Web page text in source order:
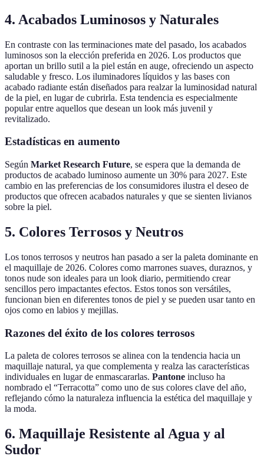
4. Acabados Luminosos y Naturales
En contraste con las terminaciones mate del pasado, los acabados
luminosos son la elección preferida en 2026. Los productos que
aportan un brillo sutil a la piel están en auge, ofreciendo un aspecto
saludable y fresco. Los iluminadores líquidos y las bases con
acabado radiante están diseñados para realzar la luminosidad natural
de la piel, en lugar de cubrirla. Esta tendencia es especialmente
popular entre aquellos que desean un look más juvenil y
revitalizado.
Estadísticas en aumento
Según Market Research Future, se espera que la demanda de
productos de acabado luminoso aumente un 30% para 2027. Este
cambio en las preferencias de los consumidores ilustra el deseo de
productos que ofrecen acabados naturales y que se sienten livianos
sobre la piel.
5. Colores Terrosos y Neutros
Los tonos terrosos y neutros han pasado a ser la paleta dominante en
el maquillaje de 2026. Colores como marrones suaves, duraznos, y
tonos nude son ideales para un look diario, permitiendo crear
sencillos pero impactantes efectos. Estos tonos son versátiles,
funcionan bien en diferentes tonos de piel y se pueden usar tanto en
ojos como en labios y mejillas.
Razones del éxito de los colores terrosos
La paleta de colores terrosos se alinea con la tendencia hacia un
maquillaje natural, ya que complementa y realza las características
individuales en lugar de enmascararlas. Pantone incluso ha
nombrado el “Terracotta” como uno de sus colores clave del año,
reflejando cómo la naturaleza influencia la estética del maquillaje y
la moda.
6. Maquillaje Resistente al Agua y al
Sudor